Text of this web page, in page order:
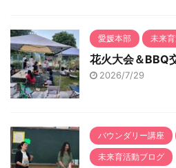
愛媛本部 未来
花火大会＆BBQ
2026/7/29
バウンダリー講座
未来育活動ブログ